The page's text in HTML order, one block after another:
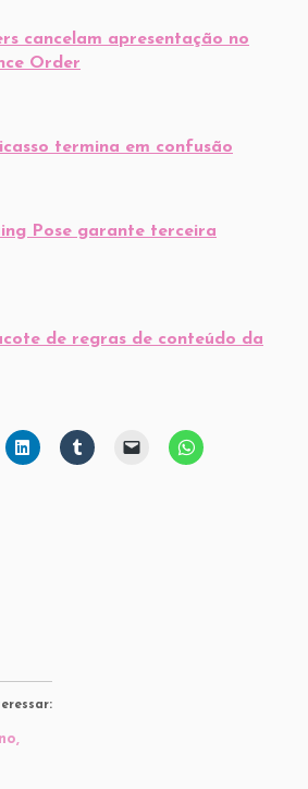
cancelam apresentação no
Order
termina em confusão
Pose garante terceira
de regras de conteúdo da